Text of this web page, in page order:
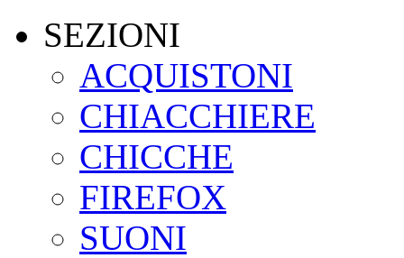
SEZIONI
ACQUISTONI
CHIACCHIERE
CHICCHE
FIREFOX
SUONI